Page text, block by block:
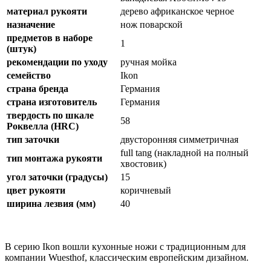
материал рукояти
дерево африканское черное
назначение
нож поварской
предметов в наборе
(штук)
1
рекомендации по уходу
ручная мойка
семейство
Ikon
страна бренда
Германия
страна изготовитель
Германия
твердость по шкале
Роквелла (HRC)
58
тип заточки
двусторонняя симметричная
тип монтажа рукояти
full tang (накладной на полный
хвостовик)
угол заточки (градусы)
15
цвет рукояти
коричневый
ширина лезвия (мм)
40
В серию Ikon вошли кухонные ножи с традиционным для
компании Wuesthof, классическим европейским дизайном.